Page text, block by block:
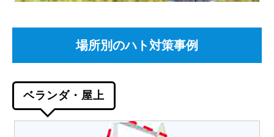
場所別のハト対策事例
ベランダ・屋上